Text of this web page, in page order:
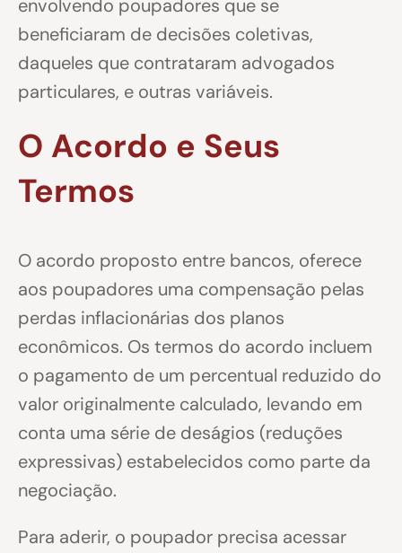
envolvendo poupadores que se
beneficiaram de decisões coletivas,
daqueles que contrataram advogados
particulares, e outras variáveis.
O Acordo e Seus
Termos
O acordo proposto entre bancos, oferece
aos poupadores uma compensação pelas
perdas inflacionárias dos planos
econômicos. Os termos do acordo incluem
o pagamento de um percentual reduzido do
valor originalmente calculado, levando em
conta uma série de deságios (reduções
expressivas) estabelecidos como parte da
negociação.
Para aderir, o poupador precisa acessar